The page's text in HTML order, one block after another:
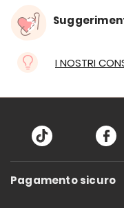
I NOSTRI
Pagamento sicuro